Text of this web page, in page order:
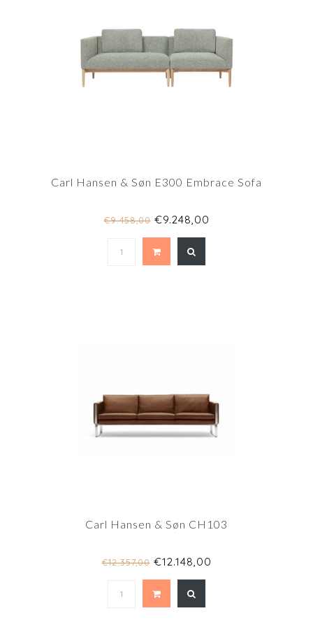
Carl Hansen & Søn E300 Embrace Sofa
€9.458,00€9.248,00
Carl Hansen & Søn CH103
€12.357,00€12.148,00